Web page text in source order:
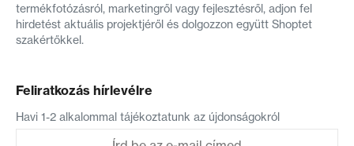
termékfotózásról, marketingről vagy fejlesztésről, adjon fel
hirdetést aktuális projektjéről és dolgozzon együtt Shoptet
szakértőkkel.
Feliratkozás hírlevélre
Havi 1-2 alkalommal tájékoztatunk az újdonságokról